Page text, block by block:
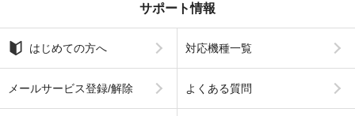
サポート情報
はじめての方へ 対応機種一覧
メールサービス登録/解除 よくある質問